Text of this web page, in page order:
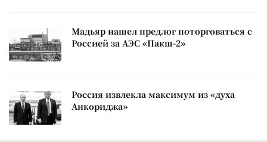
Мадьяр нашел предлог поторговаться с
Россией за АЭС «Пакш-2»
Россия извлекла максимум из «духа
Анкориджа»